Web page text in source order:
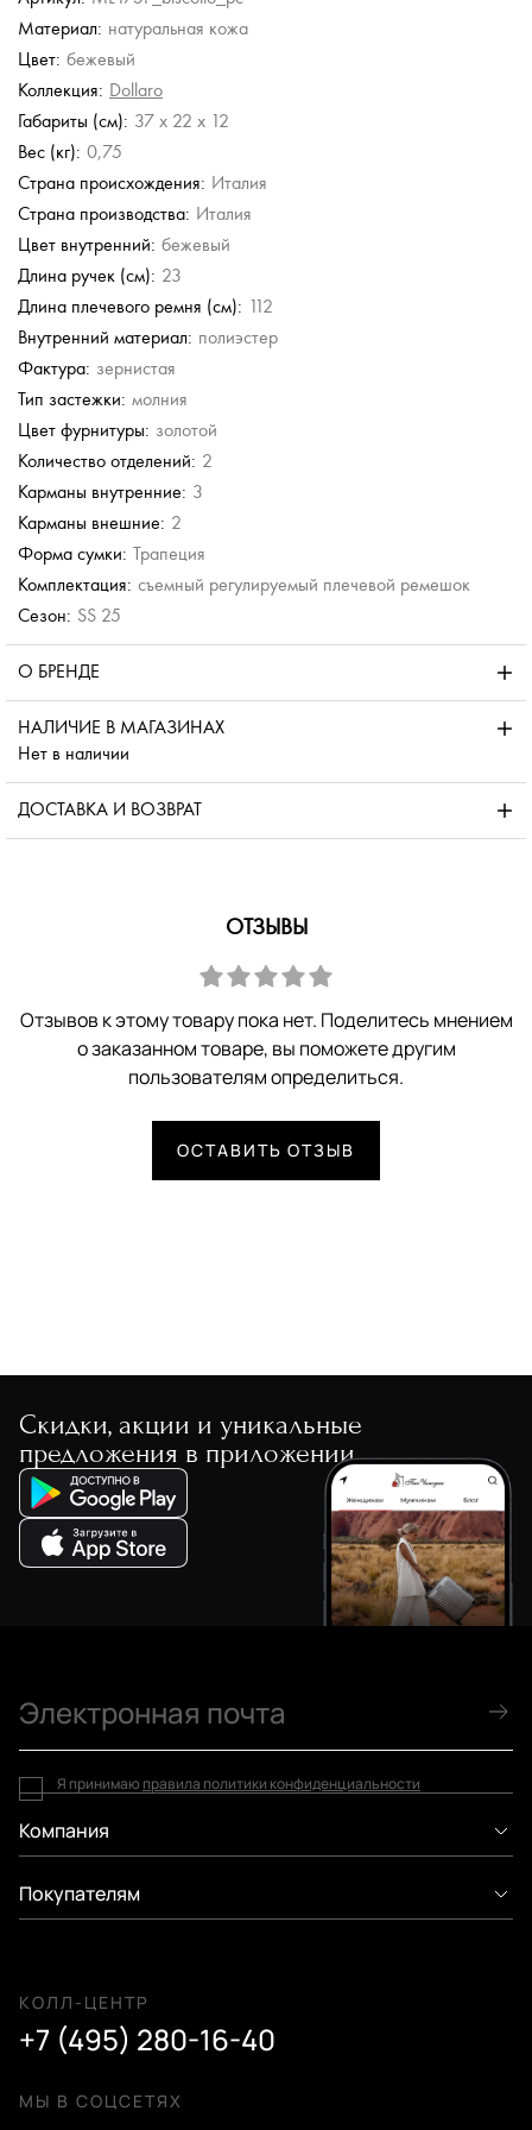
Сумка с
регулируемой ручкой
13 230 руб.
18 900 руб.
Кожаная сумка
8 640 руб.
17 280 руб.
Материал: натуральная кожа
Цвет: бежевый
Коллекция: Dollaro
Габариты (см): 37 x 22 x 12
Вес (кг): 0,75
Страна происхождения: Италия
Страна производства: Италия
Цвет внутренний: бежевый
Длина ручек (см): 23
Длина плечевого ремня (см): 112
Внутренний материал: полиэстер
Фактура: зернистая
Тип застежки: молния
Цвет фурнитуры: золотой
Количество отделений: 2
Карманы внутренние: 3
Карманы внешние: 2
Форма сумки: Трапеция
Комплектация: съемный регулируемый плечевой ремешок
Сезон: SS 25
О БРЕНДЕ
НАЛИЧИЕ В МАГАЗИНАХ
Нет в наличии
ДОСТАВКА И ВОЗВРАТ
ОТЗЫВЫ
Отзывов к этому товару пока нет. Поделитесь мнением
о заказанном товаре, вы поможете другим
пользователям определиться.
ОСТАВИТЬ ОТЗЫВ
Скидки, акции и уникальные
предложения в приложении
Компания
Покупателям
КОЛЛ-ЦЕНТР
+7 (495) 280-16-40
МЫ В СОЦСЕТЯХ
Я принимаю правила политики конфиденциальности